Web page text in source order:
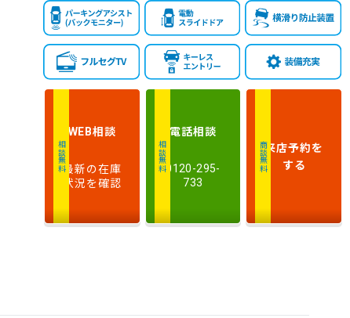
相談無料
WEB相談
最新の在庫
状況を確認
相談無料
電話相談
0120-295-
733
商談無料来店予約を
する